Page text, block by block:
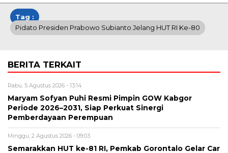
Tag :
Pidato Presiden Prabowo Subianto Jelang HUT RI Ke-80
BERITA TERKAIT
Rabu, 5 Agustus 2026 - 13:14
Maryam Sofyan Puhi Resmi Pimpin GOW Kabgor
Periode 2026–2031, Siap Perkuat Sinergi
Pemberdayaan Perempuan
Minggu, 2 Agustus 2026 - 09:03
Semarakkan HUT ke-81 RI, Pemkab Gorontalo Gelar Car